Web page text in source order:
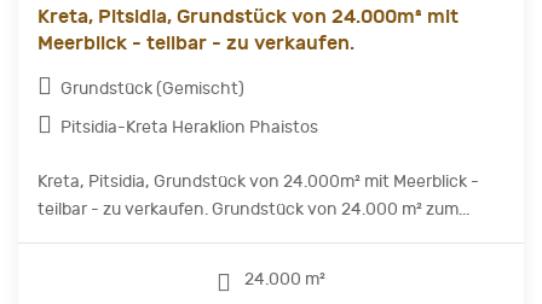
Kreta, Pitsidia, Grundstück von 24.000m² mit
Meerblick - teilbar - zu verkaufen.
Grundstück (Gemischt)
Pitsidia-Kreta Heraklion Phaistos
Kreta, Pitsidia, Grundstück von 24.000m² mit Meerblick -
teilbar - zu verkaufen. Grundstück von 24.000 m² zum...
24.000 m²